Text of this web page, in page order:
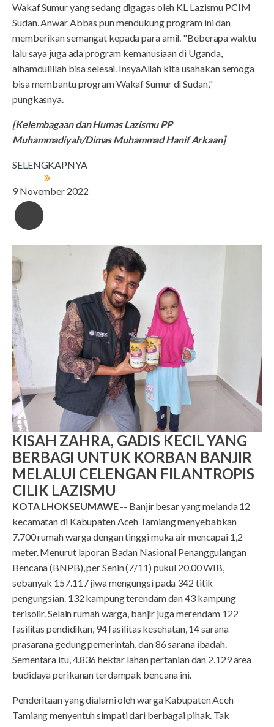
Wakaf Sumur yang sedang digagas oleh KL Lazismu PCIM
Sudan. Anwar Abbas pun mendukung program ini dan
memberikan semangat kepada para amil. "Beberapa waktu
lalu saya juga ada program kemanusiaan di Uganda,
alhamdulillah bisa selesai. InsyaAllah kita usahakan semoga
bisa membantu program Wakaf Sumur di Sudan,"
pungkasnya.
[Kelembagaan dan Humas Lazismu PP
Muhammadiyah/Dimas Muhammad Hanif Arkaan]
SELENGKAPNYA
9 November 2022
KISAH ZAHRA, GADIS KECIL YANG
BERBAGI UNTUK KORBAN BANJIR
MELALUI CELENGAN FILANTROPIS
CILIK LAZISMU
KOTA LHOKSEUMAWE-- Banjir besar yang melanda 12
kecamatan di Kabupaten Aceh Tamiang menyebabkan
7.700 rumah warga dengan tinggi muka air mencapai 1,2
meter. Menurut laporan Badan Nasional Penanggulangan
Bencana (BNPB), per Senin (7/11) pukul 20.00 WIB,
sebanyak 157.117 jiwa mengungsi pada 342 titik
pengungsian. 132 kampung terendam dan 43 kampung
terisolir. Selain rumah warga, banjir juga merendam 122
fasilitas pendidikan, 94 fasilitas kesehatan, 14 sarana
prasarana gedung pemerintah, dan 86 sarana ibadah.
Sementara itu, 4.836 hektar lahan pertanian dan 2.129 area
budidaya perikanan terdampak bencana ini.
Penderitaan yang dialami oleh warga Kabupaten Aceh
Tamiang menyentuh simpati dari berbagai pihak. Tak